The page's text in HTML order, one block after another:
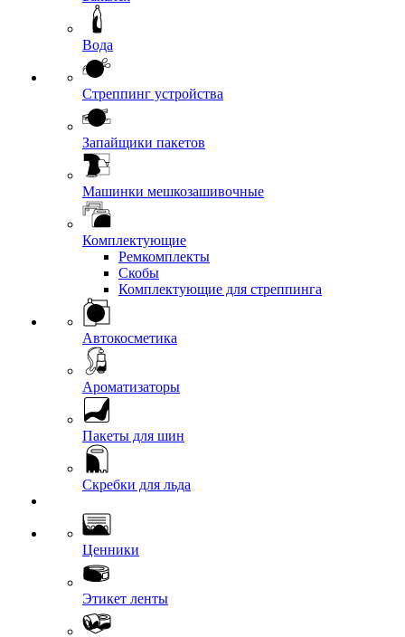
Вода
Стреппинг устройства
Запайщики пакетов
Машинки мешкозашивочные
Комплектующие
Ремкомплекты
Скобы
Комплектующие для стреппинга
Автокосметика
Ароматизаторы
Пакеты для шин
Скребки для льда
Ценники
Этикет ленты